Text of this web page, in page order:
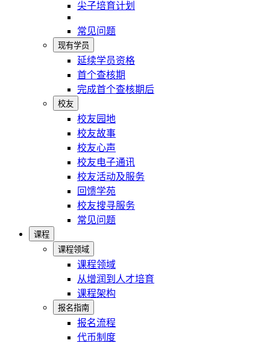
尖子培育计划
常见问题
现有学员
延续学员资格
首个查核期
完成首个查核期后
校友
校友园地
校友故事
校友心声
校友电子通讯
校友活动及服务
回馈学苑
校友搜寻服务
常见问题
课程
课程领域
课程领域
从增润到人才培育
课程架构
报名指南
报名流程
代币制度